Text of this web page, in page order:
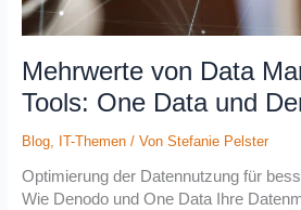
Mehrwerte von Data
Tools: One Data und
Blog, IT-Themen/ Von Stefanie Pelster
Optimierung der Datennutzung für
Wie Denodo und One Data Ihre